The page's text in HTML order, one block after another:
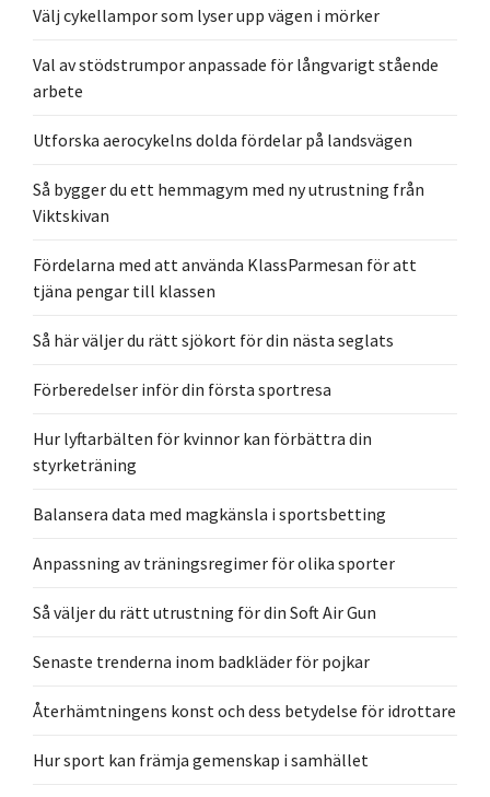
Välj cykellampor som lyser upp vägen i mörker
Val av stödstrumpor anpassade för långvarigt stående
arbete
Utforska aerocykelns dolda fördelar på landsvägen
Så bygger du ett hemmagym med ny utrustning från
Viktskivan
Fördelarna med att använda KlassParmesan för att
tjäna pengar till klassen
Så här väljer du rätt sjökort för din nästa seglats
Förberedelser inför din första sportresa
Hur lyftarbälten för kvinnor kan förbättra din
styrketräning
Balansera data med magkänsla i sportsbetting
Anpassning av träningsregimer för olika sporter
Så väljer du rätt utrustning för din Soft Air Gun
Senaste trenderna inom badkläder för pojkar
Återhämtningens konst och dess betydelse för idrottare
Hur sport kan främja gemenskap i samhället